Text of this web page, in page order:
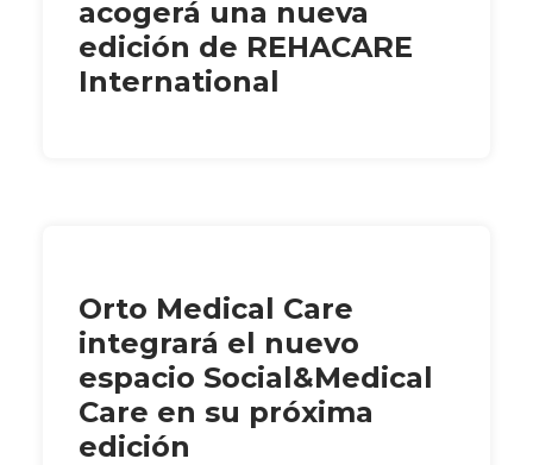
acogerá una nueva
edición de REHACARE
International
Orto Medical Care
integrará el nuevo
espacio Social&Medical
Care en su próxima
edición